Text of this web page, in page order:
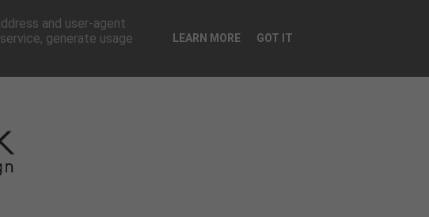
PRESS CONTATTI
and user-agent
generate usage
LEARN MORE GOT IT